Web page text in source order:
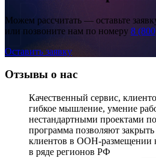
Можем рассчитать — оставьте
или позвоните нам по номеру 8
Оставить заявку
Отзывы о нас
Качественный сервис,
гибкое мышление, умение
нестандартными проектами
программа позволяют
клиентов в OOH-размещении
в ряде регионов РФ